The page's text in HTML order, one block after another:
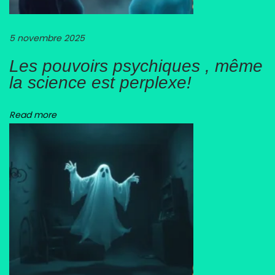
i
o
n
a
e
!
5 novembre 2025
Les pouvoirs psychiques , même
la science est perplexe!
Read more